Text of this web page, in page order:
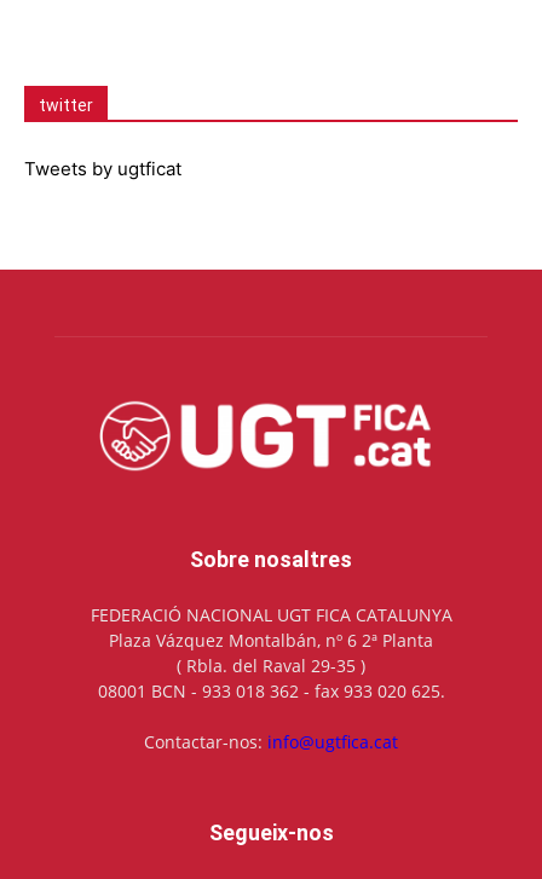
twitter
Tweets by ugtficat
Sobre nosaltres
FEDERACIÓ NACIONAL UGT FICA CATALUNYA
Plaza Vázquez Montalbán, nº 6 2ª Planta
( Rbla. del Raval 29-35 )
08001 BCN - 933 018 362 - fax 933 020 625.
Contactar-nos: info@ugtfica.cat
Segueix-nos